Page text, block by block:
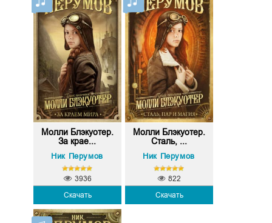
Молли Блэкуотер.
За крае...
Ник Перумов
Скачать
3936
Молли Блэкуотер.
Сталь, ...
Ник Перумов
Скачать
822